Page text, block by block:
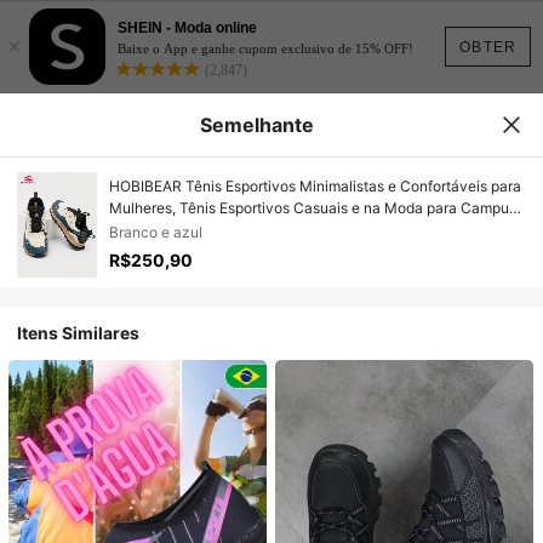
OBTER
×
SHEIN - Moda online
Baixe o App e ganhe cupom exclusivo de 15% OFF!
(2,847)
Semelhante
HOBIBEAR Tênis Esportivos Minimalistas e Confortáveis para
Mulheres, Tênis Esportivos Casuais e na Moda para Campus,
Caminhada, Trekking, Calçados Leves para Mulheres
Branco e azul
R$250,90
Itens Similares